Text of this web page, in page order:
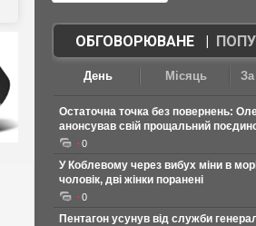
ОБГОВОРЮВАНЕ|
День Місяць
Остаточна точка без повернень:
анонсував свій прощальний
0
У Коблевому через вибух міни в
чоловік, дві жінки поранені
0
Пентагон усунув від служби